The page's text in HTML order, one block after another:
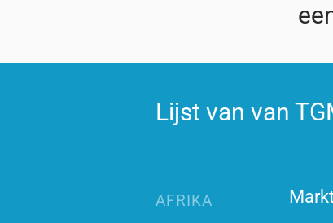
Lijst van van
AFRIKA